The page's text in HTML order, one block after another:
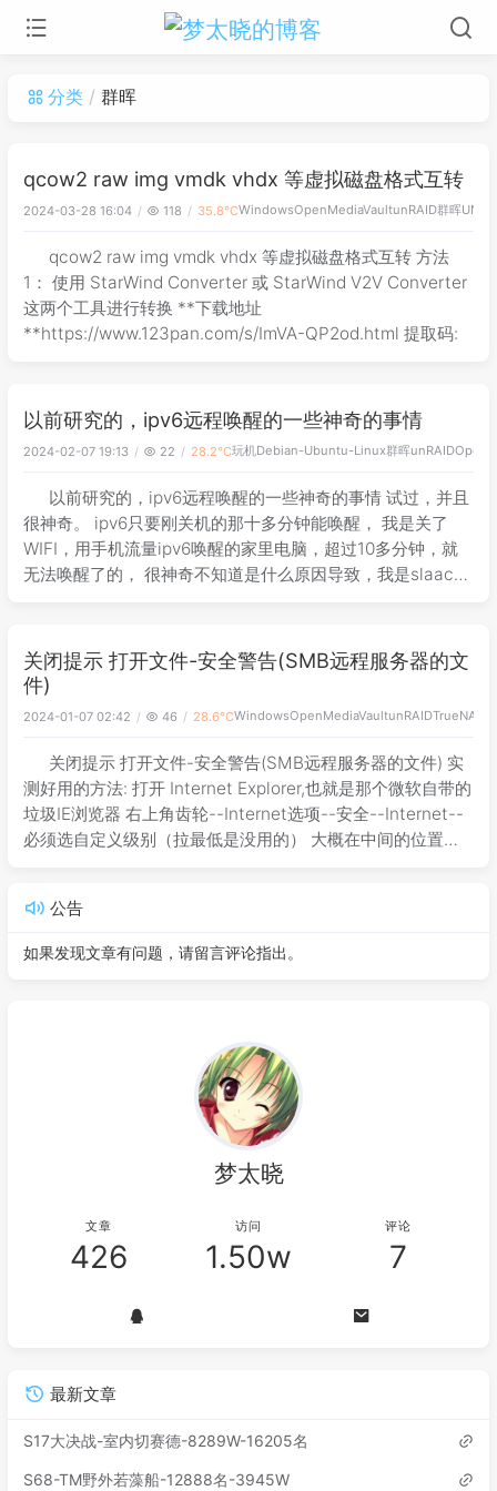
分类 群晖
qcow2 raw img vmdk vhdx 等虚拟磁盘格式互转
2024-03-28 16:04 118 35.8℃WindowsOpenMediaVaultunRAID群晖UNAS
qcow2 raw img vmdk vhdx 等虚拟磁盘格式互转 方法
1： 使用 StarWind Converter 或 StarWind V2V Converter
这两个工具进行转换 **下载地址
**https://www.123pan.com/s/ImVA-QP2od.html 提取码:
以前研究的，ipv6远程唤醒的一些神奇的事情
2024-02-07 19:13 22 28.2℃玩机Debian-Ubuntu-Linux群晖unRAID
以前研究的，ipv6远程唤醒的一些神奇的事情 试过，并且
很神奇。 ipv6只要刚关机的那十多分钟能唤醒， 我是关了
WIFI，用手机流量ipv6唤醒的家里电脑，超过10多分钟，就
无法唤醒了的， 很神奇不知道是什么原因导致，我是slaac
关闭提示 打开文件-安全警告(SMB远程服务器的文
件)
2024-01-07 02:42 46 28.6℃WindowsOpenMediaVaultunRAIDTrueNAS
关闭提示 打开文件-安全警告(SMB远程服务器的文件) 实
测好用的方法: 打开 Internet Explorer,也就是那个微软自带的
垃圾IE浏览器 右上角齿轮--Internet选项--安全--Internet--
必须选自定义级别（拉最低是没用的） 大概在中间的位置，
公告
如果发现文章有问题，请留言评论指出。
梦太晓
文章
426
访问
1.50w
评论
7
最新文章
S17大决战-室内切赛德-8289W-16205名
S68-TM野外若藻船-12888名-3945W